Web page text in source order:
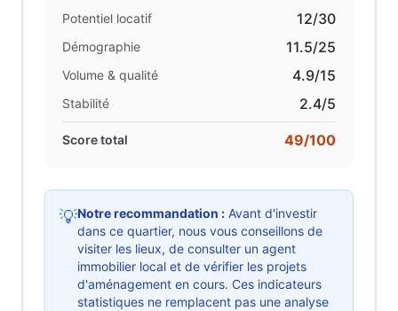
Potentiel locatif 12/30
Démographie 11.5/25
Volume & qualité 4.9/15
Stabilité 2.4/5
Score total 49/100
💡Notre recommandation : Avant d'investir
dans ce quartier, nous vous conseillons de
visiter les lieux, de consulter un agent
immobilier local et de vérifier les projets
d'aménagement en cours. Ces indicateurs
statistiques ne remplacent pas une analyse